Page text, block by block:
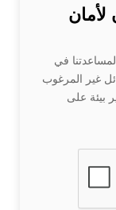
لأمان
في
غير المرغوب
بيئة على